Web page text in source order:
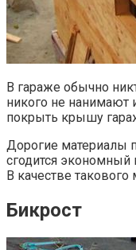
В гараже обычно
никого не нанимают
покрыть крышу
Дорогие материалы
сгодится экономный
В качестве
Бикрост